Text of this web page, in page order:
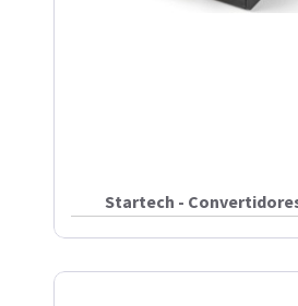
Startech -